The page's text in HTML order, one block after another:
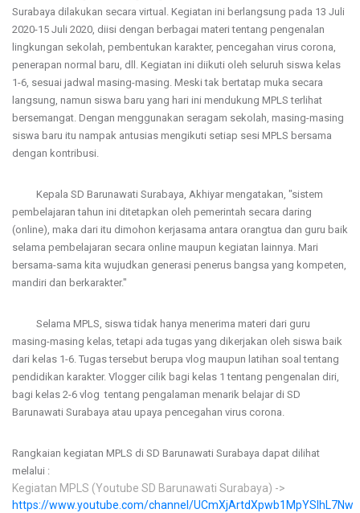
Surabaya dilakukan secara virtual. Kegiatan ini berlangsung pada 13 Juli
2020-15 Juli 2020, diisi dengan berbagai materi tentang pengenalan
lingkungan sekolah, pembentukan karakter, pencegahan virus corona,
penerapan normal baru, dll. Kegiatan ini diikuti oleh seluruh siswa kelas
1-6, sesuai jadwal masing-masing. Meski tak bertatap muka secara
langsung, namun siswa baru yang hari ini mendukung MPLS terlihat
bersemangat. Dengan menggunakan seragam sekolah, masing-masing
siswa baru itu nampak antusias mengikuti setiap sesi MPLS bersama
dengan kontribusi.
Kepala SD Barunawati Surabaya, Akhiyar mengatakan, "sistem
pembelajaran tahun ini ditetapkan oleh pemerintah secara daring
(online), maka dari itu dimohon kerjasama antara orangtua dan guru baik
selama pembelajaran secara online maupun kegiatan lainnya. Mari
bersama-sama kita wujudkan generasi penerus bangsa yang kompeten,
mandiri dan berkarakter."
Selama MPLS, siswa tidak hanya menerima materi dari guru
masing-masing kelas, tetapi ada tugas yang dikerjakan oleh siswa baik
dari kelas 1-6. Tugas tersebut berupa vlog maupun latihan soal tentang
pendidikan karakter. Vlogger cilik bagi kelas 1 tentang pengenalan diri,
bagi kelas 2-6 vlog tentang pengalaman menarik belajar di SD
Barunawati Surabaya atau upaya pencegahan virus corona.
Rangkaian kegiatan MPLS di SD Barunawati Surabaya dapat dilihat
melalui :
Kegiatan MPLS (Youtube SD Barunawati Surabaya) ->
https://www.youtube.com/channel/UCmXjArtdXpwb1MpYSlhL7Nw